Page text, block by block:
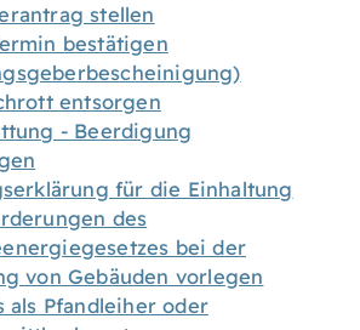
stellen
bestätigen
entsorgen
- Beerdigung
für die Einhaltung
des
bei der
von Gebäuden vorlegen
als Pfandleiher oder